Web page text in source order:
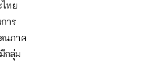
ทย
าร
นภาค
กลุ่ม